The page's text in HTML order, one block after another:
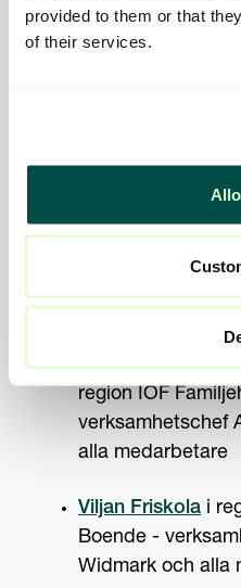
provided to them or that
of their services.
Under årets ledardag
verksamhet i varje
Unga -
Roudette och alla
verksamhetschef
medarbetare
Viljan Jour- och
region IOF
verksamhetschef
alla medarbetare
Viljan Friskola i
Boende -
Widmark och alla